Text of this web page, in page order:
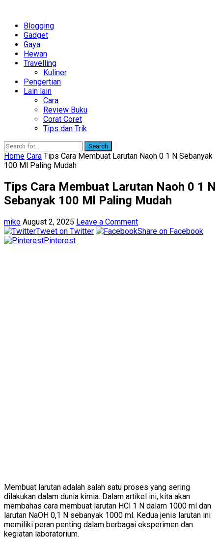
Blogging
Gadget
Gaya
Hewan
Travelling
Kuliner
Pengertian
Lain lain
Cara
Review Buku
Corat Coret
Tips dan Trik
Search
Home Cara Tips Cara Membuat Larutan Naoh 0 1 N Sebanyak
100 Ml Paling Mudah
Tips Cara Membuat Larutan Naoh 0 1 N
Sebanyak 100 Ml Paling Mudah
miko August 2, 2025 Leave a Comment
Tweet on Twitter
Share on Facebook
Pinterest
Membuat larutan adalah salah satu proses yang sering
dilakukan dalam dunia kimia. Dalam artikel ini, kita akan
membahas cara membuat larutan HCl 1 N dalam 1000 ml dan
larutan NaOH 0,1 N sebanyak 1000 ml. Kedua jenis larutan ini
memiliki peran penting dalam berbagai eksperimen dan
kegiatan laboratorium.